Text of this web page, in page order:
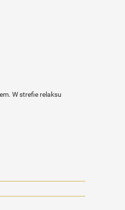
W strefie relaksu